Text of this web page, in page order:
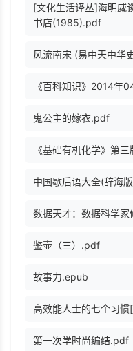
[文化生活译丛]海明威
书店(1985).pdf
风流南宋 (易中天中华
《百科知识》2014年
鬼公主的嫁衣.pdf
《基础有机化学》第
中国歇后语大全(辞海
数据天才：数据科学
鉴壶（三）.pdf
故事力.epub
高效能人士的七个习
第一次学时尚编结.pdf